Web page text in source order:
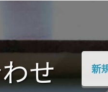
せ
新